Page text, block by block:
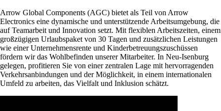
Arrow Global Components (AGC) bietet als Teil von Arrow
Electronics eine dynamische und unterstützende Arbeitsumgebung, die
auf Teamarbeit und Innovation setzt. Mit flexiblen Arbeitszeiten, einem
großzügigen Urlaubspaket von 30 Tagen und zusätzlichen Leistungen
wie einer Unternehmensrente und Kinderbetreuungszuschüssen
fördern wir das Wohlbefinden unserer Mitarbeiter. In Neu-Isenburg
gelegen, profitieren Sie von einer zentralen Lage mit hervorragenden
Verkehrsanbindungen und der Möglichkeit, in einem internationalen
Umfeld zu arbeiten, das Vielfalt und Inklusion schätzt.